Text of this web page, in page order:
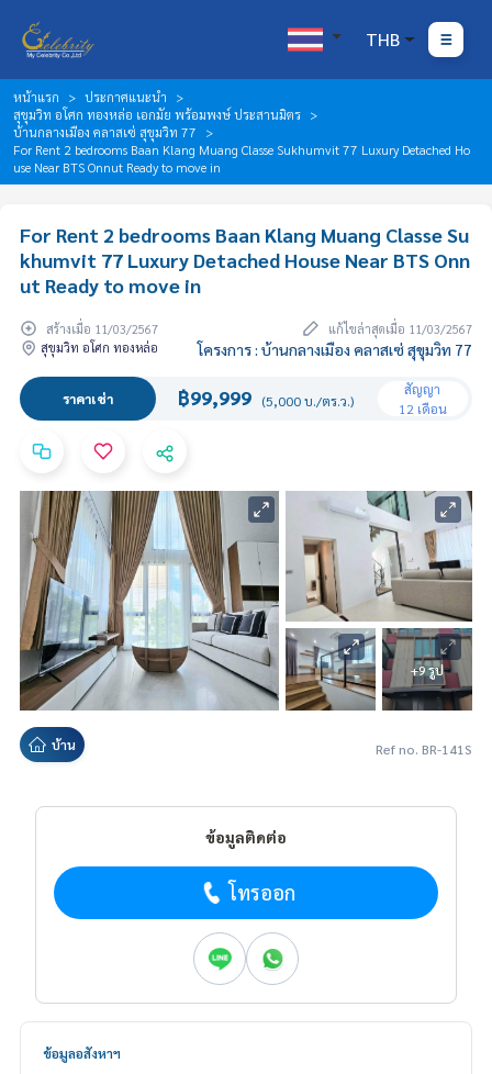
THB
หน้าแรก
ประกาศแนะนำ
สุขุมวิท อโศก ทองหล่อ เอกมัย พร้อมพงษ์ ประสานมิตร
บ้านกลางเมือง คลาสเซ่ สุขุมวิท 77
For Rent 2 bedrooms Baan Klang Muang Classe Sukhumvit 77 Luxury Detached Ho
use Near BTS Onnut Ready to move in
For Rent 2 bedrooms Baan Klang Muang Classe Su
khumvit 77 Luxury Detached House Near BTS Onn
ut Ready to move in
สร้างเมื่อ 11/03/2567
แก้ไขล่าสุดเมื่อ 11/03/2567
สุขุมวิท อโศก ทองหล่อ
โครงการ : บ้านกลางเมือง คลาสเซ่ สุขุมวิท 77
ราคาเช่า ฿99,999 (5,000 บ./ตร.ว.)
สัญญา
12 เดือน
+9 รูป
บ้าน Ref no. BR-141S
ข้อมูลติดต่อ
โทรออก
ข้อมูลอสังหาฯ